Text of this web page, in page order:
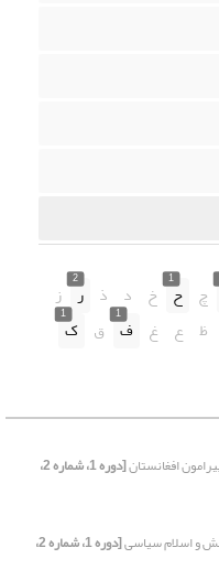
چ
1
ح خ د ذ
2
ر ز
ظ ع غ
1
ف ق
1
ک
افغانستان [دوره 1، شماره 2،
و اسلام سیاسی [دوره 1، شماره 2،